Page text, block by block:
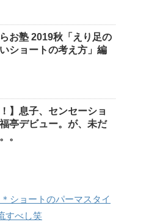
お塾 2019秋「えり足の
ショートの考え方」編
！】息子、センセーショ
亭デビュー。が、未だ
。
ショートのパーマスタイ
すべし笑